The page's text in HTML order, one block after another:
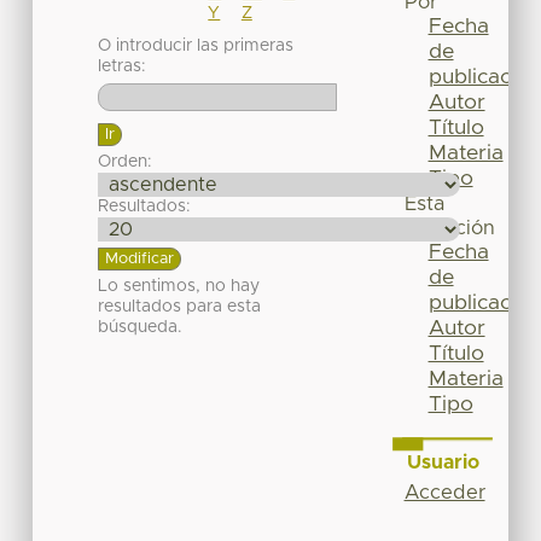
Y
Z
O introducir las primeras
letras:
Orden:
Resultados:
Lo sentimos, no hay
resultados para esta
búsqueda.
Fecha
de
publicación
Autor
Título
Materia
Tipo
Esta
colección
Fecha
de
publicación
Autor
Título
Materia
Tipo
Usuario
Acceder